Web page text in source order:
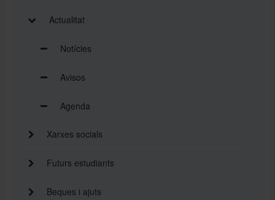
Actualitat
Notícies
Avisos
Agenda
Xarxes socials
Futurs estudiants
Beques i ajuts